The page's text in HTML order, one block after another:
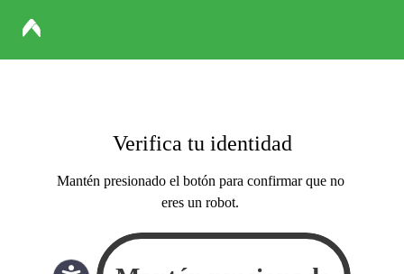
Verifica tu identidad
Mantén presionado el botón para confirmar que no
eres un robot.